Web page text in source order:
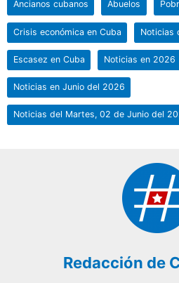
Ancianos cubanos Abuelos
Crisis económica en Cuba Noticias
Escasez en Cuba Noticias en 2026
Noticias en Junio del 2026
Noticias del Martes, 02 de Junio del
Redacción de